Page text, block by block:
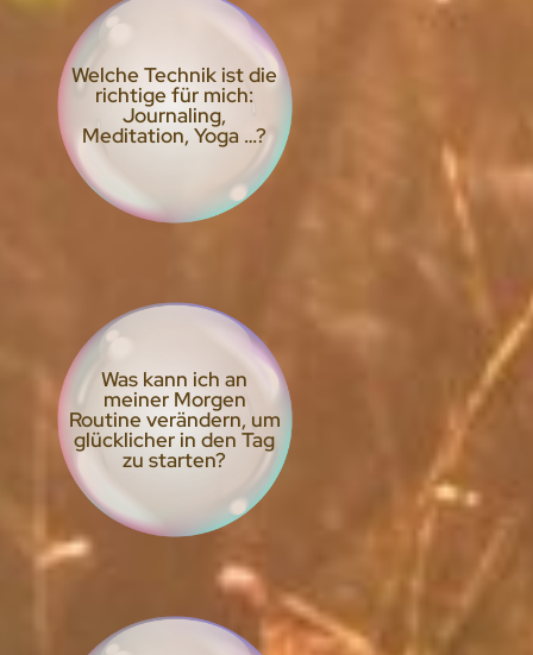
Welche Technik ist die
richtige für mich:
Journaling,
Meditation, Yoga …?
Was kann ich an
meiner Morgen
Routine verändern, um
glücklicher in den Tag
zu starten?